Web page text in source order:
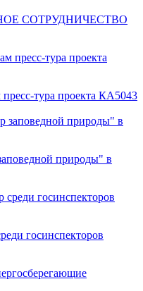
СОТРУДНИЧЕСТВО
тура проекта КА5043
природы" в
госинспекторов